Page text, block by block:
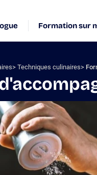
Formation sur
Techniques culinaires